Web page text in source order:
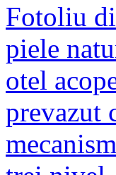
Fotoliu
piele
otel
prevazut